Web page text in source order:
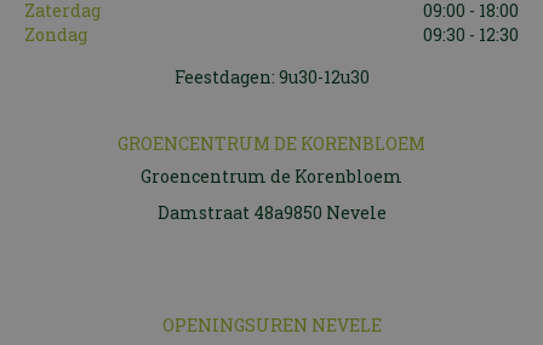
Zaterdag
09:00 - 18:00
Zondag
09:30 - 12:30
Feestdagen: 9u30-12u30
GROENCENTRUM DE KORENBLOEM
Groencentrum de Korenbloem
Damstraat 48a9850 Nevele
OPENINGSUREN NEVELE